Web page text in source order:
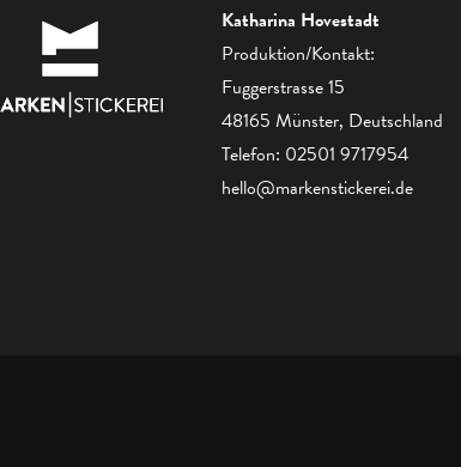
Katharina Hovestadt
Produktion/Kontakt:
Fuggerstrasse 15
48165 Münster, Deutschland
Telefon: 02501 9717954
hello@markenstickerei.de